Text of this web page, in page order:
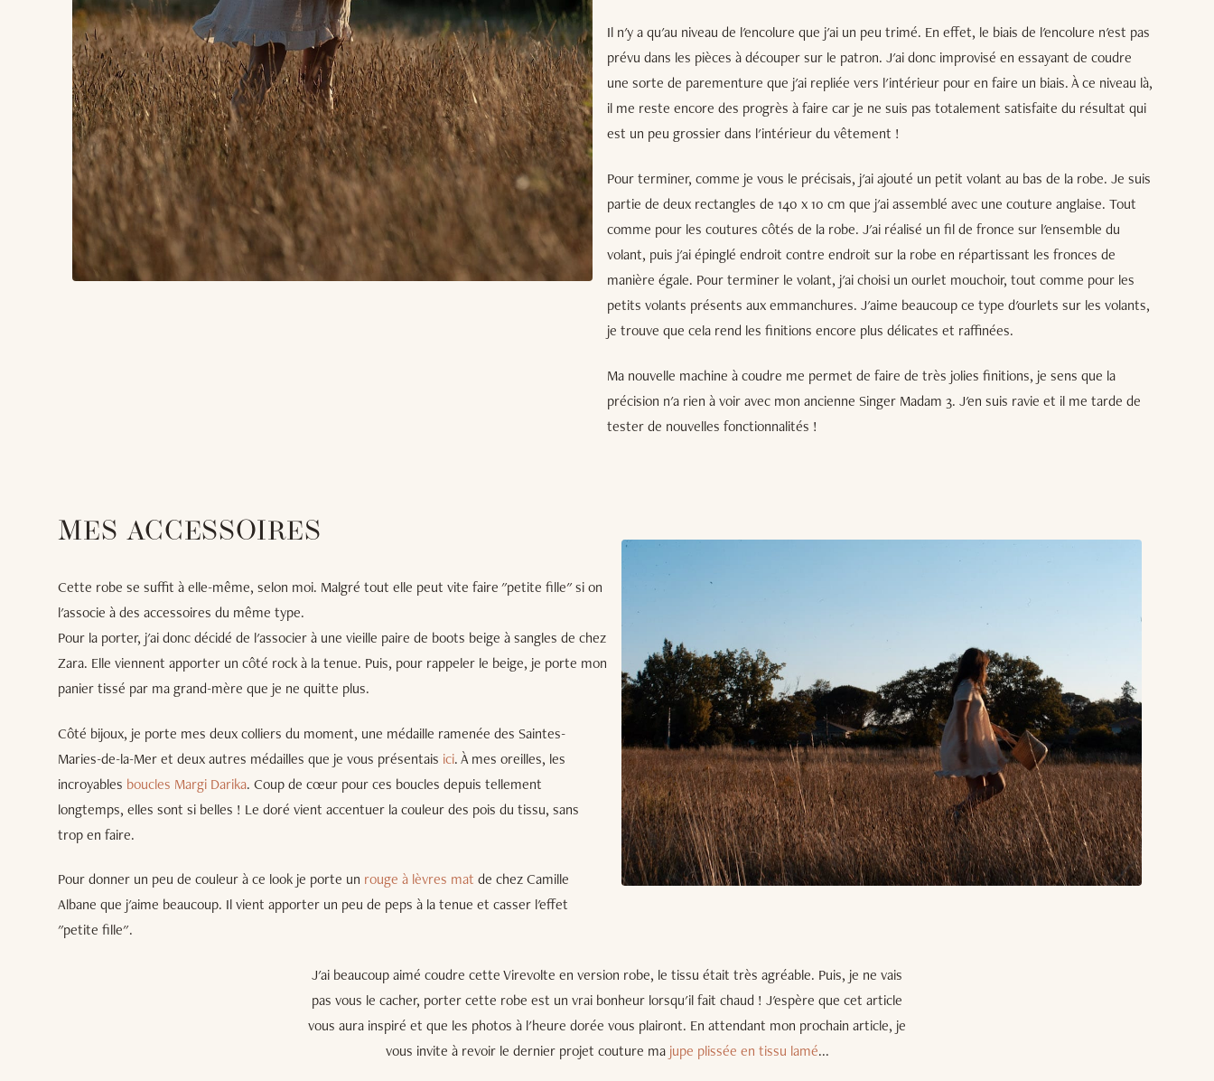
Il n'y a qu'au niveau de l'encolure que j'ai un peu trimé. En effet, le biais de l'encolure n'est pas
prévu dans les pièces à découper sur le patron. J'ai donc improvisé en essayant de coudre
une sorte de parementure que j'ai repliée vers l'intérieur pour en faire un biais. À ce niveau là,
il me reste encore des progrès à faire car je ne suis pas totalement satisfaite du résultat qui
est un peu grossier dans l'intérieur du vêtement !
Pour terminer, comme je vous le précisais, j'ai ajouté un petit volant au bas de la robe. Je suis
partie de deux rectangles de 140 x 10 cm que j'ai assemblé avec une couture anglaise. Tout
comme pour les coutures côtés de la robe. J'ai réalisé un fil de fronce sur l'ensemble du
volant, puis j'ai épinglé endroit contre endroit sur la robe en répartissant les fronces de
manière égale. Pour terminer le volant, j'ai choisi un ourlet mouchoir, tout comme pour les
petits volants présents aux emmanchures. J'aime beaucoup ce type d'ourlets sur les volants,
je trouve que cela rend les finitions encore plus délicates et raffinées.
Ma nouvelle machine à coudre me permet de faire de très jolies finitions, je sens que la
précision n'a rien à voir avec mon ancienne Singer Madam 3. J'en suis ravie et il me tarde de
tester de nouvelles fonctionnalités !
MES ACCESSOIRES
Cette robe se suffit à elle-même, selon moi. Malgré tout elle peut vite faire "petite fille" si on
l'associe à des accessoires du même type.
Pour la porter, j'ai donc décidé de l'associer à une vieille paire de boots beige à sangles de chez
Zara. Elle viennent apporter un côté rock à la tenue. Puis, pour rappeler le beige, je porte mon
panier tissé par ma grand-mère que je ne quitte plus.
Côté bijoux, je porte mes deux colliers du moment, une médaille ramenée des Saintes-
Maries-de-la-Mer et deux autres médailles que je vous présentais ici. À mes oreilles, les
incroyables boucles Margi Darika. Coup de cœur pour ces boucles depuis tellement
longtemps, elles sont si belles ! Le doré vient accentuer la couleur des pois du tissu, sans
trop en faire.
Pour donner un peu de couleur à ce look je porte un rouge à lèvres mat de chez Camille
Albane que j'aime beaucoup. Il vient apporter un peu de peps à la tenue et casser l'effet
"petite fille".
J'ai beaucoup aimé coudre cette Virevolte en version robe, le tissu était très agréable. Puis, je ne vais
pas vous le cacher, porter cette robe est un vrai bonheur lorsqu'il fait chaud ! J'espère que cet article
vous aura inspiré et que les photos à l'heure dorée vous plairont. En attendant mon prochain article, je
vous invite à revoir le dernier projet couture ma jupe plissée en tissu lamé...